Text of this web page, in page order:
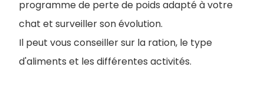
programme de perte de poids adapté à votre
chat et surveiller son évolution.
Il peut vous conseiller sur la ration, le type
d'aliments et les différentes activités.